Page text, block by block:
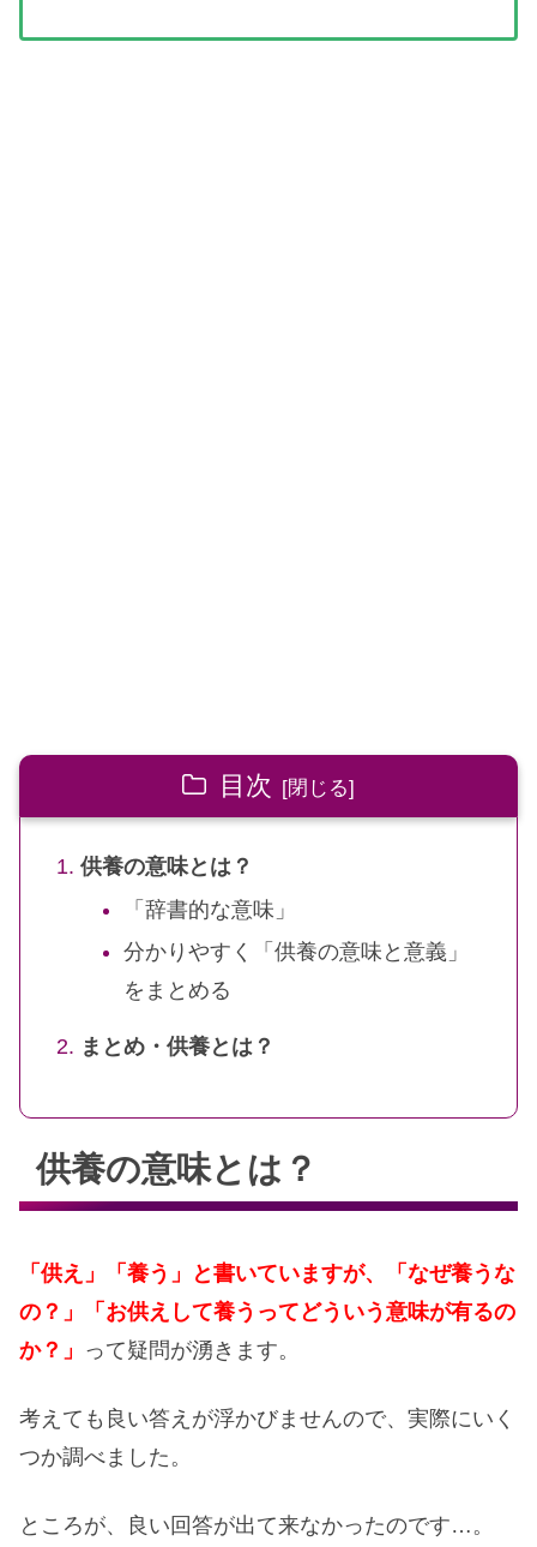
目次
供養の意味とは？
「辞書的な意味」
分かりやすく「供養の意味と意義」
をまとめる
まとめ・供養とは？
供養の意味とは？
「供え」「養う」と書いていますが、「なぜ養うな
の？」「お供えして養うってどういう意味が有るの
か？」 って疑問が湧きます。
考えても良い答えが浮かびませんので、実際にいく
つか調べました。
ところが、良い回答が出て来なかったのです…。